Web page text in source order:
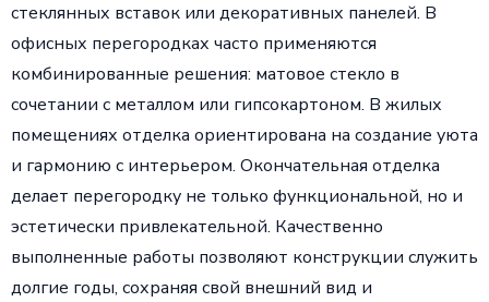
стеклянных вставок или декоративных панелей. В
офисных перегородках часто применяются
комбинированные решения: матовое стекло в
сочетании с металлом или гипсокартоном. В жилых
помещениях отделка ориентирована на создание уюта
и гармонию с интерьером. Окончательная отделка
делает перегородку не только функциональной, но и
эстетически привлекательной. Качественно
выполненные работы позволяют конструкции служить
долгие годы, сохраняя свой внешний вид и